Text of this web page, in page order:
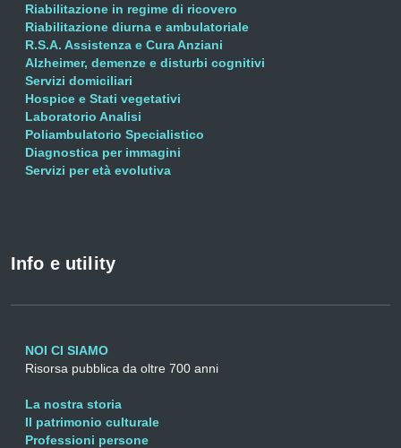
Riabilitazione in regime di ricovero
Riabilitazione diurna e ambulatoriale
R.S.A. Assistenza e Cura Anziani
Alzheimer, demenze e disturbi cognitivi
Servizi domiciliari
Hospice e Stati vegetativi
Laboratorio Analisi
Poliambulatorio Specialistico
Diagnostica per immagini
Servizi per età evolutiva
Info e utility
NOI CI SIAMO
Risorsa pubblica da oltre 700 anni
La nostra storia
Il patrimonio culturale
Professioni persone